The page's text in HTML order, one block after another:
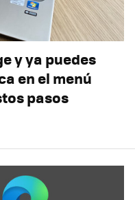
y ya puedes
en el menú
pasos